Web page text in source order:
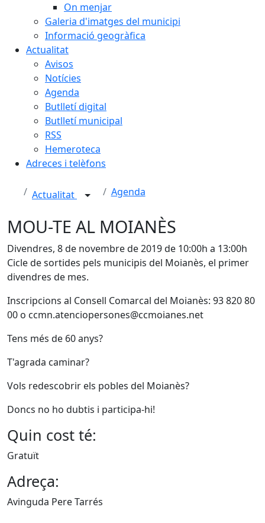
On menjar
Galeria d'imatges del municipi
Informació geogràfica
Actualitat
Avisos
Notícies
Agenda
Butlletí digital
Butlletí municipal
RSS
Hemeroteca
Adreces i telèfons
Actualitat Agenda
MOU-TE AL MOIANÈS
Divendres, 8 de novembre de 2019 de 10:00h a 13:00h
Cicle de sortides pels municipis del Moianès, el primer
divendres de mes.
Inscripcions al Consell Comarcal del Moianès: 93 820 80
00 o ccmn.atenciopersones@ccmoianes.net
Tens més de 60 anys?
T'agrada caminar?
Vols redescobrir els pobles del Moianès?
Doncs no ho dubtis i participa-hi!
Quin cost té:
Gratuït
Adreça:
Avinguda Pere Tarrés